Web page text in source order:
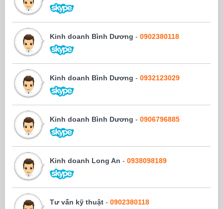
Kinh doanh Bình Dương - 0902380118
Kinh doanh Bình Dương - 0932123029
Kinh doanh Bình Dương - 0906796885
Kinh doanh Long An - 0938098189
Tư vấn kỹ thuật - 0902380118